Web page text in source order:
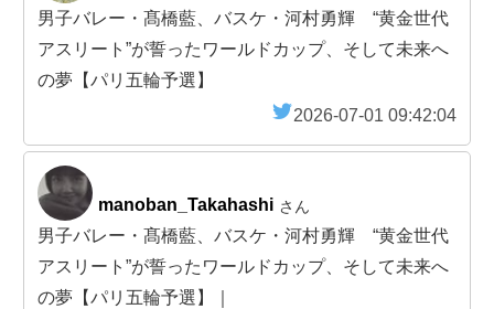
男子バレー・髙橋藍、バスケ・河村勇輝 “黄金世代
アスリート”が誓ったワールドカップ、そして未来へ
の夢【パリ五輪予選】
2026-07-01 09:42:04
manoban_Takahashi さん
男子バレー・髙橋藍、バスケ・河村勇輝 “黄金世代
アスリート”が誓ったワールドカップ、そして未来へ
の夢【パリ五輪予選】｜